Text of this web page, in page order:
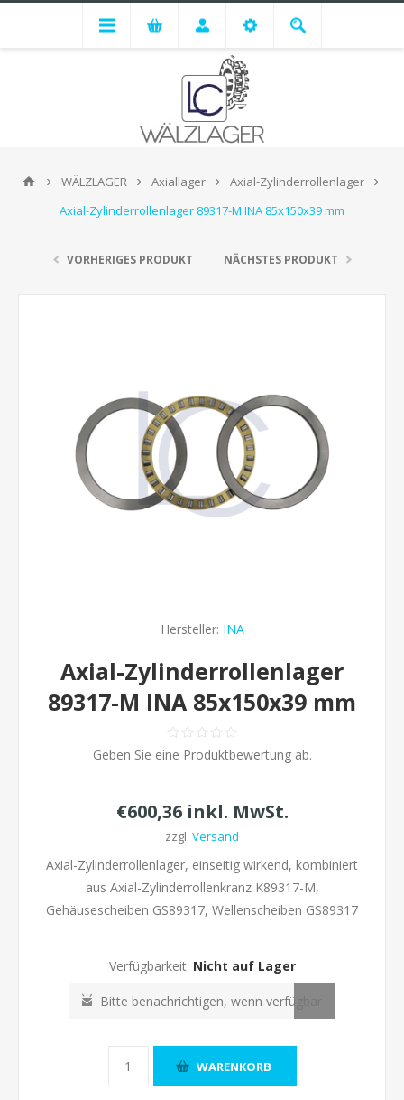
WÄLZLAGER Axiallager
Axial-Zylinderrollenlager
Axial-Zylinderrollenlager 89317-M INA 85x150x39 mm
VORHERIGES PRODUKT NÄCHSTES PRODUKT
Hersteller: INA
Axial-Zylinderrollenlager
89317-M INA 85x150x39 mm
Geben Sie eine Produktbewertung ab.
€600,36 inkl. MwSt.
zzgl. Versand
Axial-Zylinderrollenlager, einseitig wirkend, kombiniert
aus Axial-Zylinderrollenkranz K89317-M,
Gehäusescheiben GS89317, Wellenscheiben GS89317
Verfügbarkeit: Nicht auf Lager